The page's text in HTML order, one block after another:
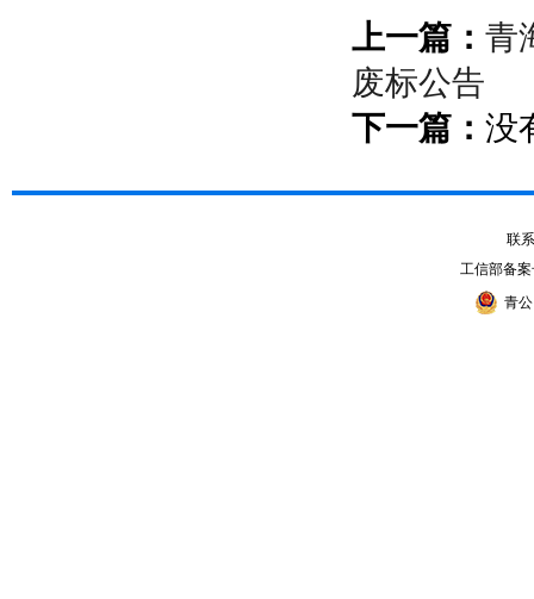
上一篇： 青
废标公告
下一篇： 没
联
工信部备
青公